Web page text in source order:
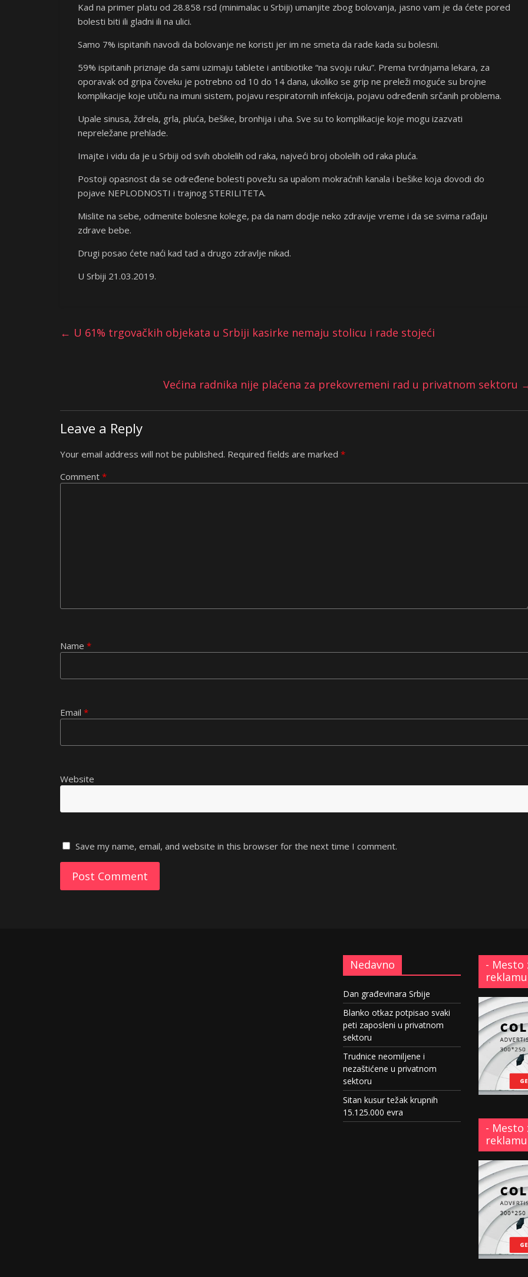
Kad na primer platu od 28.858 rsd (minimalac u Srbiji) umanjite zbog bolovanja, jasno vam je da ćete pored
bolesti biti ili gladni ili na ulici.
Samo 7% ispitanih navodi da bolovanje ne koristi jer im ne smeta da rade kada su bolesni.
59% ispitanih priznaje da sami uzimaju tablete i antibiotike “na svoju ruku”. Prema tvrdnjama lekara, za
oporavak od gripa čoveku je potrebno od 10 do 14 dana, ukoliko se grip ne preleži moguće su brojne
komplikacije koje utiču na imuni sistem, pojavu respiratornih infekcija, pojavu određenih srčanih problema.
Upale sinusa, ždrela, grla, pluća, bešike, bronhija i uha. Sve su to komplikacije koje mogu izazvati
nepreležane prehlade.
Imajte i vidu da je u Srbiji od svih obolelih od raka, najveći broj obolelih od raka pluća.
Postoji opasnost da se određene bolesti povežu sa upalom mokraćnih kanala i bešike koja dovodi do
pojave NEPLODNOSTI i trajnog STERILITETA.
Mislite na sebe, odmenite bolesne kolege, pa da nam dodje neko zdravije vreme i da se svima rađaju
zdrave bebe.
Drugi posao ćete naći kad tad a drugo zdravlje nikad.
U Srbiji 21.03.2019.
← U 61% trgovačkih objekata u Srbiji kasirke nemaju stolicu i rade stojeći
Većina radnika nije plaćena za prekovremeni rad u privatnom sektoru
Leave a Reply
Your email address will not be published. Required fields are marked *
Comment *
Name *
Email *
Website
Save my name, email, and website in this browser for the next time I comment.
Nedavno
Dan građevinara Srbije
Blanko otkaz potpisao svaki
peti zaposleni u privatnom
sektoru
Trudnice neomiljene i
nezaštićene u privatnom
sektoru
Sitan kusur težak krupnih
15.125.000 evra
- Mesto
- Mesto